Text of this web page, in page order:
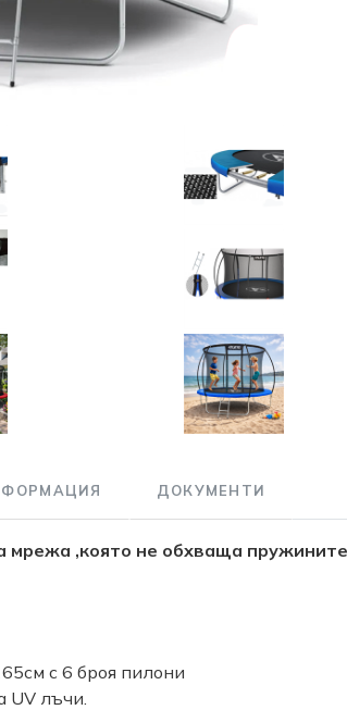
ДОКУМЕНТИ
мрежа ,която не обхваща
с 6 броя пилони
UV лъчи.